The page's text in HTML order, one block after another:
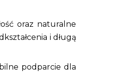
oraz naturalne
i długą
podparcie dla